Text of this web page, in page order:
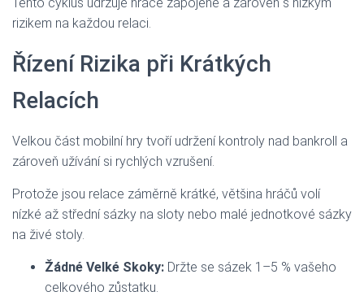
rizikem na každou relaci.
Řízení Rizika při Krátkých
Relacích
Velkou část mobilní hry tvoří udržení kontroly nad bankroll a
zároveň užívání si rychlých vzrušení.
Protože jsou relace záměrně krátké, většina hráčů volí
nízké až střední sázky na sloty nebo malé jednotkové sázky
na živé stoly.
Žádné Velké Skoky: Držte se sázek 1–5 % vašeho
celkového zůstatku.